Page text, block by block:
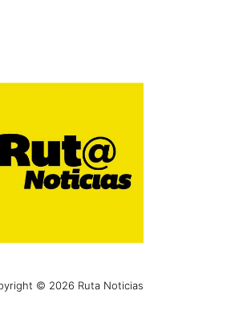
© 2026 Ruta Noticias